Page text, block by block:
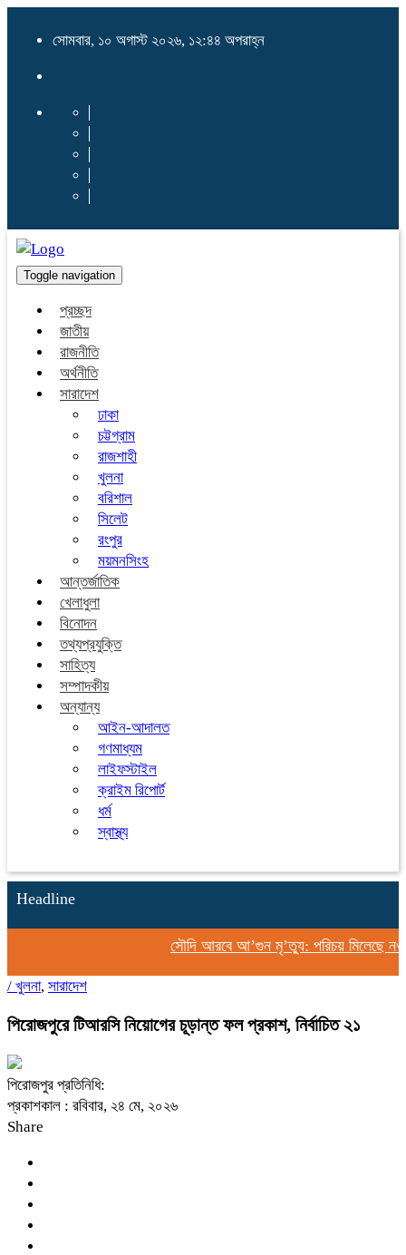
সোমবার, ১০ অগাস্ট ২০২৬, ১২:৪৪ অপরাহ্ন
Toggle navigation
প্রচ্ছদ
জাতীয়
রাজনীতি
অর্থনীতি
সারাদেশ
ঢাকা
চট্টগ্রাম
রাজশাহী
খুলনা
বরিশাল
সিলেট
রংপুর
ময়মনসিংহ
আন্তর্জাতিক
খেলাধুলা
বিনোদন
তথ্যপ্রযুক্তি
সাহিত্য
সম্পাদকীয়
অন্যান্য
আইন-আদালত
গণমাধ্যম
লাইফস্টাইল
ক্রাইম রিপোর্ট
ধর্ম
স্বাস্থ্য
Headline
সৌদি আরবে আ’গুন মৃ’ত্যু: পরিচয় মিলেছে নওগাঁর
/ খুলনা, সারাদেশ
পিরোজপুরে টিআরসি নিয়োগের চূড়ান্ত ফল প্রকাশ, নির্বাচিত ২১
পিরোজপুর প্রতিনিধি:
প্রকাশকাল : রবিবার, ২৪ মে, ২০২৬
Share